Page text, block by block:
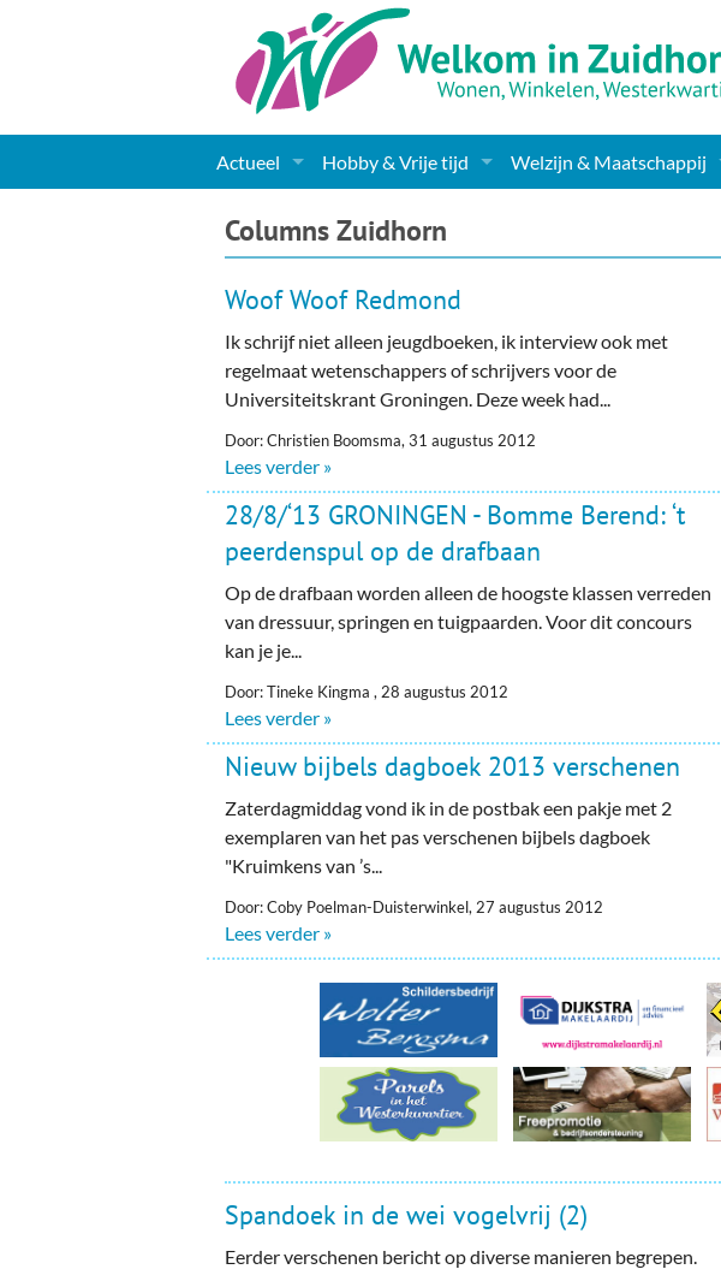
Actueel
Nieuws
Woningaanbod
Columns & Redactioneel
Foto-pagina
Hobby & Vrije tijd
Sport
Muziek
Toerisme & Musea
Podia & Dorpshuizen
Welzijn & Maatschappij
Kinderopvang
Levensbeschouwelijk
Onderwijs & jeugd
Politieke Partijen
Columns Zuidhorn
Woof Woof Redmond
Ik schrijf niet alleen jeugdboeken, ik interview ook met
regelmaat wetenschappers of schrijvers voor de
Universiteitskrant Groningen. Deze week had...
Door: Christien Boomsma, 31 augustus 2012
Lees verder »
28/8/‘13 GRONINGEN - Bomme Berend: ‘t
peerdenspul op de drafbaan
Op de drafbaan worden alleen de hoogste klassen verreden
van dressuur, springen en tuigpaarden. Voor dit concours
kan je je...
Door: Tineke Kingma , 28 augustus 2012
Lees verder »
Nieuw bijbels dagboek 2013 verschenen
Zaterdagmiddag vond ik in de postbak een pakje met 2
exemplaren van het pas verschenen bijbels dagboek
"Kruimkens van ’s...
Door: Coby Poelman-Duisterwinkel, 27 augustus 2012
Lees verder »
Spandoek in de wei vogelvrij (2)
Eerder verschenen bericht op diverse manieren begrepen.